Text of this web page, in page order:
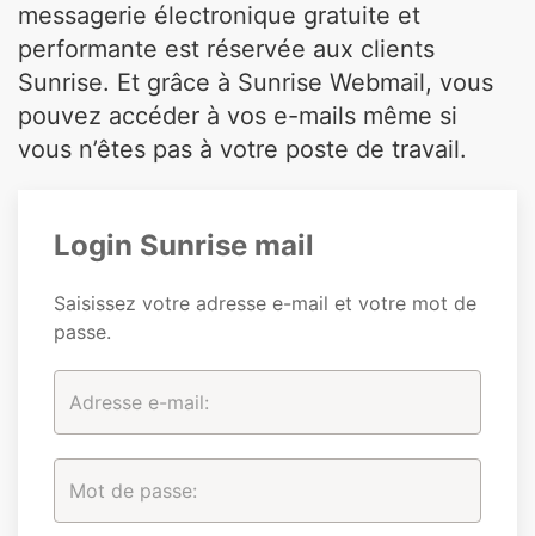
messagerie électronique gratuite et
performante est réservée aux clients
Sunrise. Et grâce à Sunrise Webmail, vous
pouvez accéder à vos e-mails même si
vous n’êtes pas à votre poste de travail.
Login Sunrise mail
Saisissez votre adresse e-mail et votre mot de
passe.